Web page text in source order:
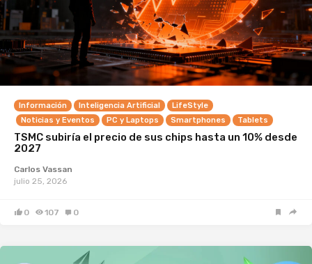
Información Inteligencia Artificial
LifeStyle
Noticias y Eventos
PC y Laptops Smartphones Tablets
TSMC subiría el precio de sus chips hasta un 10% desde
2027
Carlos Vassan
julio 25, 2026
0 107 0